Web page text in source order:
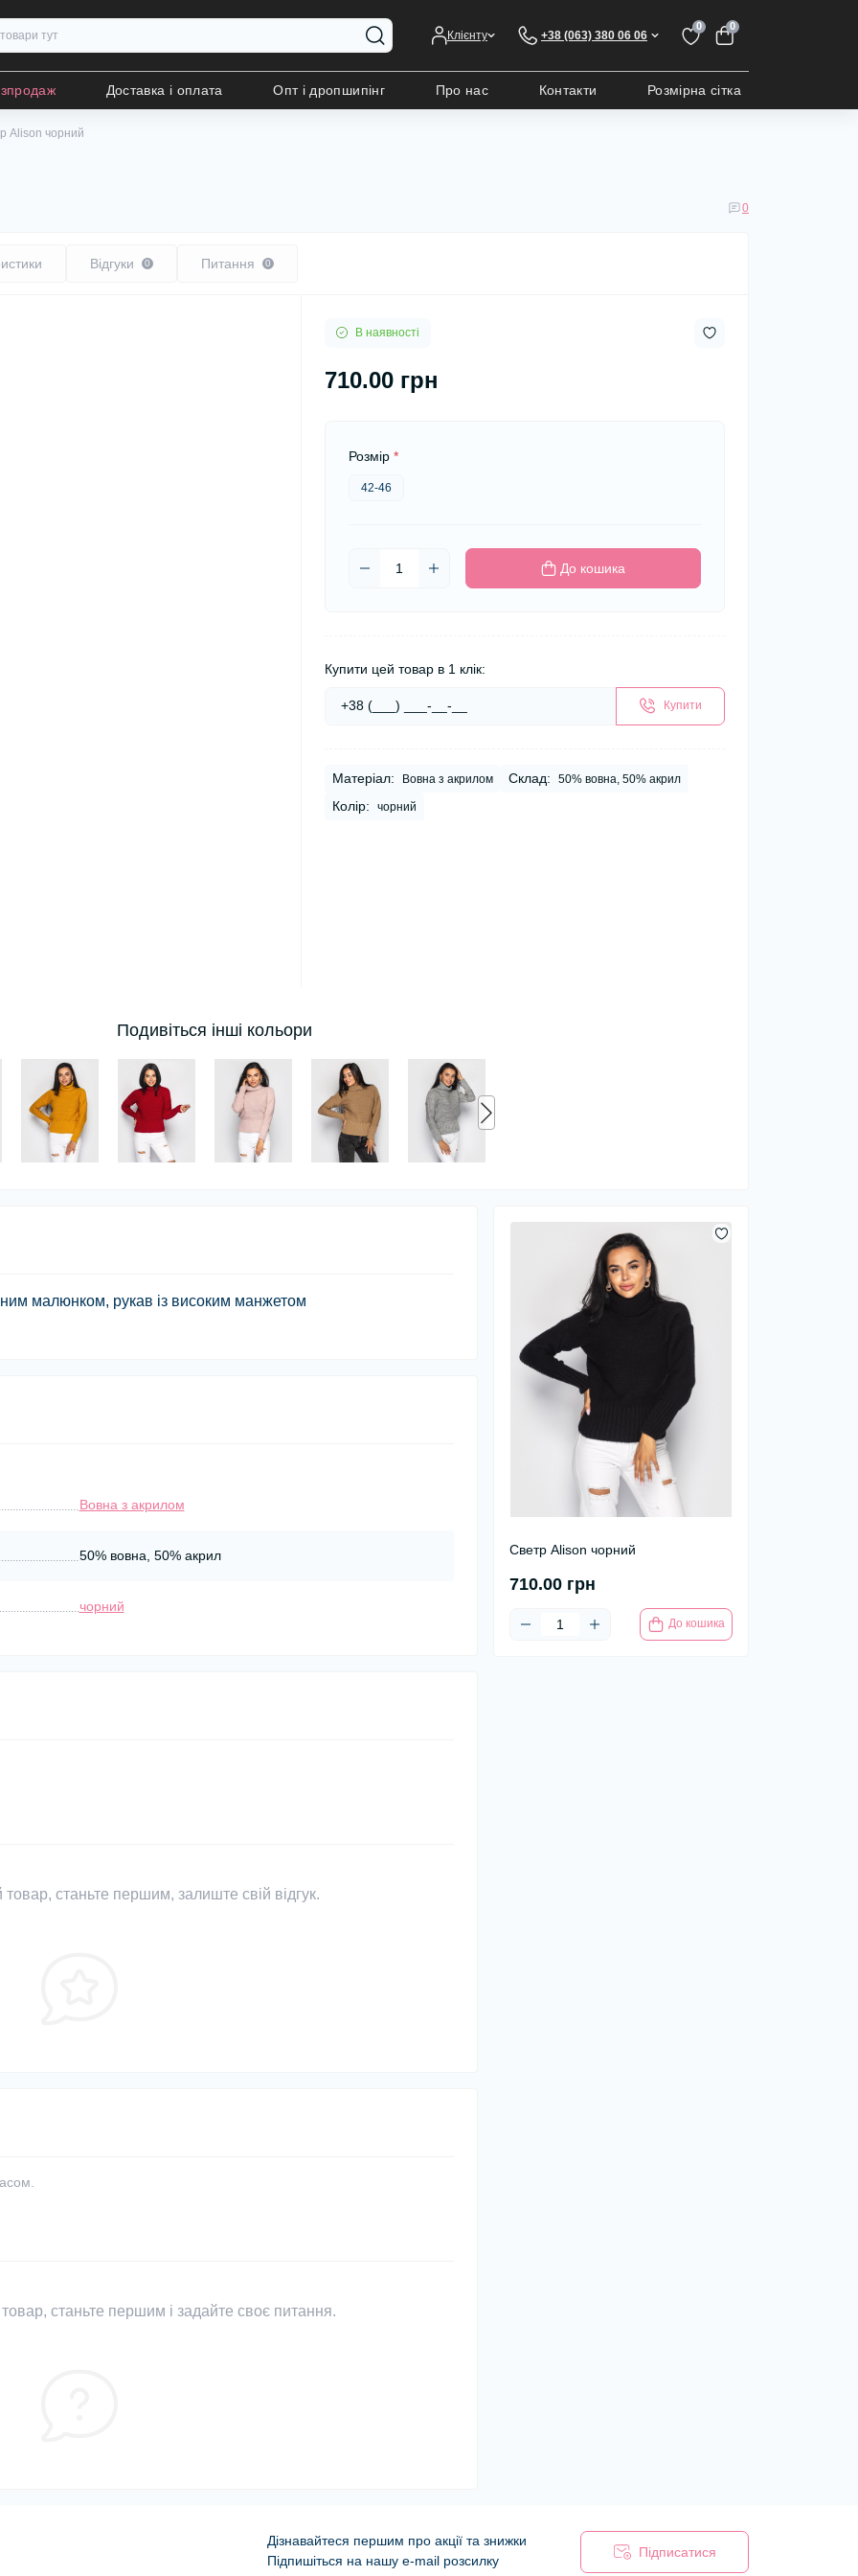
Клієнту +38 (063) 380 06 06
0 0
Доставка і оплата Опт і дропшипінг Про нас Контакти Розмірна сітка
Alison чорний
0
Відгуки 0 Питання 0
Подивіться інші кольори
В наявності
710.00 грн
Розмір *
42-46
До кошика
Купити цей товар в 1 клік:
Купити
Матеріал: Вовна з акрилом Склад: 50% вовна, 50% акрил
Колір: чорний
Светр Alison чорний
710.00 грн
До кошика
малюнком, рукав із високим манжетом
Вовна з акрилом
50% вовна, 50% акрил
чорний
товар, станьте першим, залиште свій відгук.
станьте першим і задайте своє питання.
Дізнавайтеся першим про акції та знижки
Підпишіться на нашу e-mail розсилку
Підписатися